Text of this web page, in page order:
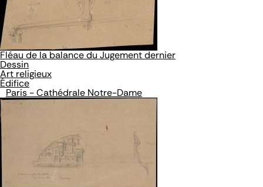
Fléau de la balance du Jugement dernier
Dessin
Art religieux
Édifice
Paris - Cathédrale Notre-Dame